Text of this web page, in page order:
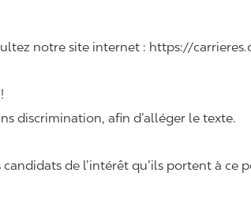
notre site internet : https://
discrimination, afin d’alléger le texte.
de l’intérêt qu’ils portent à ce